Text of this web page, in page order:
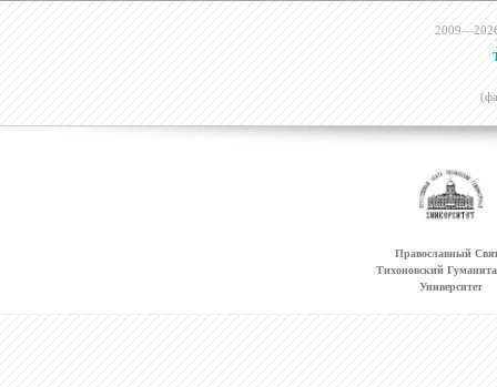
Православный
Тихоновский
Университет